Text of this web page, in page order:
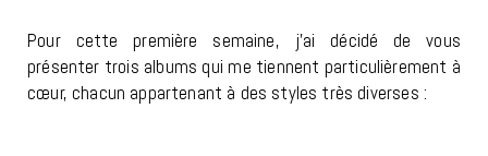
Pour cette première semaine, j’ai décidé de vous
présenter trois albums qui me tiennent particulièrement à
cœur, chacun appartenant à des styles très diverses :